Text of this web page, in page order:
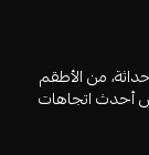
من الأطقم
أحدث اتجاهات